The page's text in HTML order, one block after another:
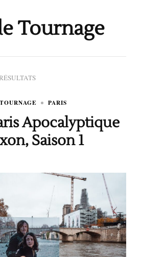
Tournage
PARIS
Apocalyptique
Saison 1